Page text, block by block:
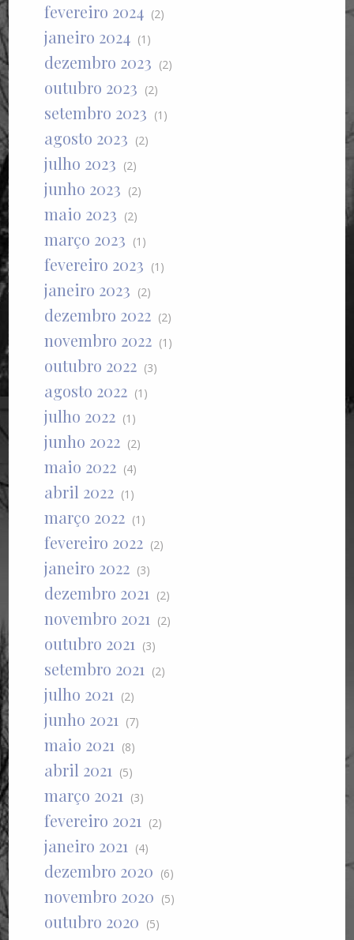
fevereiro 2024 (2)
janeiro 2024 (1)
dezembro 2023 (2)
outubro 2023 (2)
setembro 2023 (1)
agosto 2023 (2)
julho 2023 (2)
junho 2023 (2)
maio 2023 (2)
março 2023 (1)
fevereiro 2023 (1)
janeiro 2023 (2)
dezembro 2022 (2)
novembro 2022 (1)
outubro 2022 (3)
agosto 2022 (1)
julho 2022 (1)
junho 2022 (2)
maio 2022 (4)
abril 2022 (1)
março 2022 (1)
fevereiro 2022 (2)
janeiro 2022 (3)
dezembro 2021 (2)
novembro 2021 (2)
outubro 2021 (3)
setembro 2021 (2)
julho 2021 (2)
junho 2021 (7)
maio 2021 (8)
abril 2021 (5)
março 2021 (3)
fevereiro 2021 (2)
janeiro 2021 (4)
dezembro 2020 (6)
novembro 2020 (5)
outubro 2020 (5)